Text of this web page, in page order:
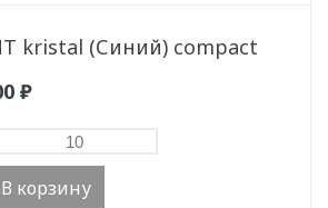
kristal (Синий) compact
₽
В корзину